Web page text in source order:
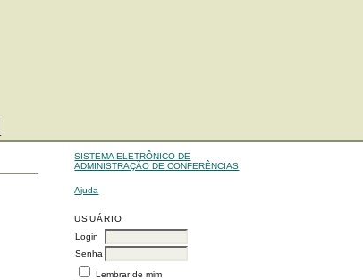
SISTEMA ELETRÔNICO DE
ADMINISTRAÇÃO DE CONFERÊNCIAS
Ajuda
USUÁRIO
Login
Senha
Lembrar de mim